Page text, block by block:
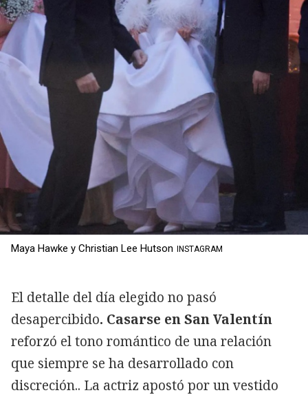
Maya Hawke y Christian Lee Hutson INSTAGRAM
El detalle del día elegido no pasó
desapercibido. Casarse en San Valentín
reforzó el tono romántico de una relación
que siempre se ha desarrollado con
discreción.. La actriz apostó por un vestido